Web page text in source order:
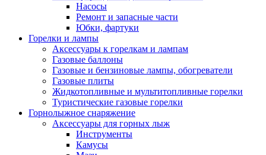
Насосы
Ремонт и запасные части
Юбки, фартуки
Горелки и лампы
Аксессуары к горелкам и лампам
Газовые баллоны
Газовые и бензиновые лампы, обогреватели
Газовые плиты
Жидкотопливные и мультитопливные горелки
Туристические газовые горелки
Горнолыжное снаряжение
Аксессуары для горных лыж
Инструменты
Камусы